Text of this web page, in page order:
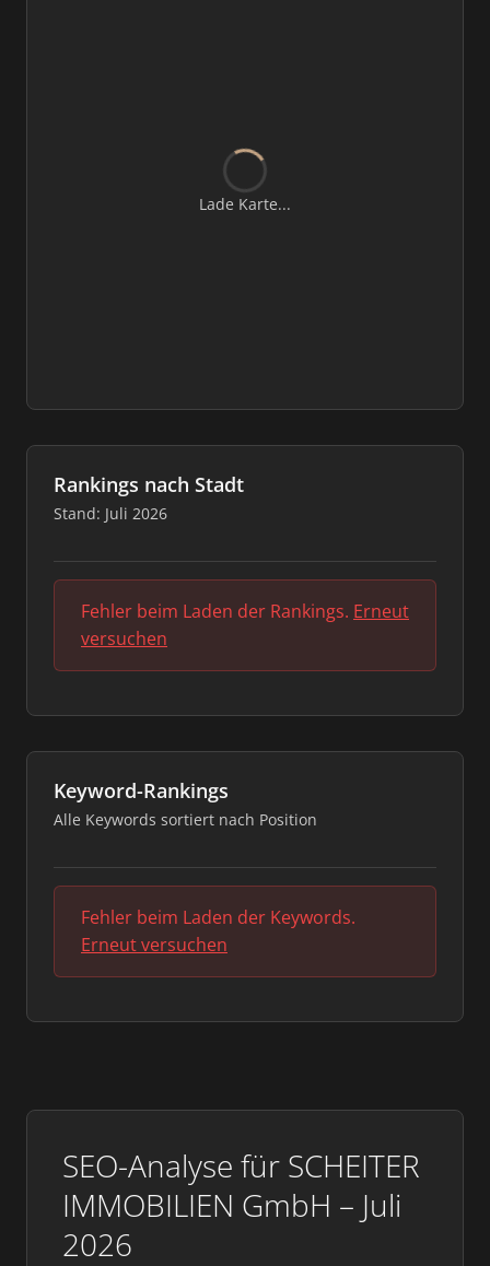
SEO-Analyse für SCHEITER
IMMOBILIEN GmbH – Juli
2026
Lade Karte...
Rankings nach Stadt
Stand: Juli 2026
Fehler beim Laden der Rankings. Erneut
versuchen
Keyword-Rankings
Alle Keywords sortiert nach Position
Fehler beim Laden der Keywords.
Erneut versuchen